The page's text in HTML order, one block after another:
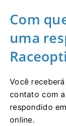
Com
uma
Você
contato com
respondido
online.